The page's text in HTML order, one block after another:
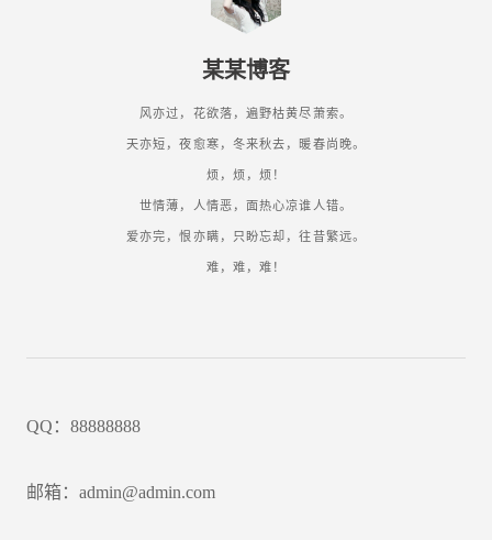
某某博客
风亦过，花欲落，遍野枯黄尽萧索。
天亦短，夜愈寒，冬来秋去，暖春尚晚。
烦，烦，烦！
世情薄，人情恶，面热心凉谁人错。
爱亦完，恨亦瞒，只盼忘却，往昔繁远。
难，难，难！
QQ：88888888
邮箱：admin@admin.com